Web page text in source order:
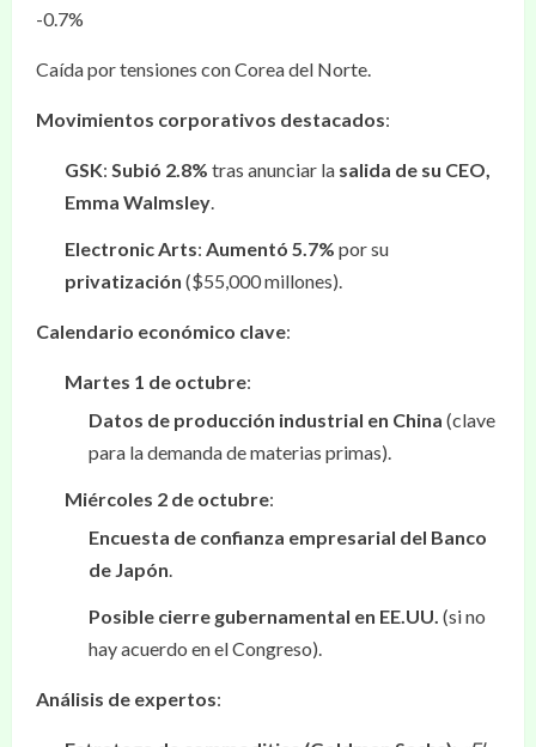
-0.7%
Caída por tensiones con Corea del Norte.
Movimientos corporativos destacados:
GSK: Subió 2.8% tras anunciar la salida de su CEO,
Emma Walmsley.
Electronic Arts: Aumentó 5.7% por su
privatización ($55,000 millones).
Calendario económico clave:
Martes 1 de octubre:
Datos de producción industrial en China (clave
para la demanda de materias primas).
Miércoles 2 de octubre:
Encuesta de confianza empresarial del Banco
de Japón.
Posible cierre gubernamental en EE.UU. (si no
hay acuerdo en el Congreso).
Análisis de expertos: